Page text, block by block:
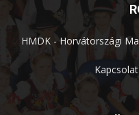
HMDK - Horvátországi
Kapcsolat: